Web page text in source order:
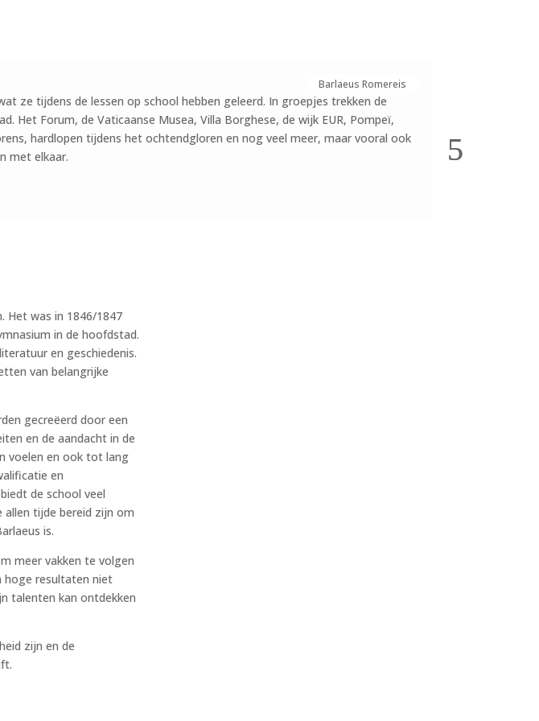
Barlaeus Romereis
ze tijdens de lessen op school hebben geleerd. In groepjes trekken de
Het Forum, de Vaticaanse Musea, Villa Borghese, de wijk EUR, Pompeï,
hardlopen tijdens het ochtendgloren en nog veel meer, maar vooral ook
met elkaar.
docenten in
leerlingen het
Het was in 1846/1847
in de hoofdstad.
en geschiedenis.
van belangrijke
gecreëerd door een
en de aandacht in de
voelen en ook tot lang
en
de school veel
allen tijde bereid zijn om
is.
meer vakken te volgen
hoge resultaten niet
talenten kan ontdekken
zijn en de